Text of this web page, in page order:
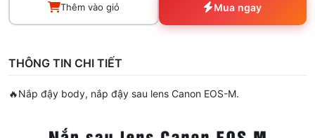
Thêm vào giỏ Mua ngay
THÔNG TIN CHI TIẾT
🔥Nắp đậy body, nắp đậy sau lens Canon EOS-M.